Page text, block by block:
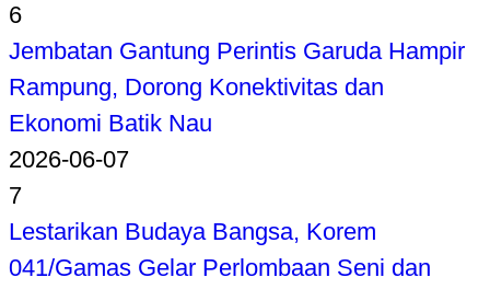
6
Jembatan Gantung Perintis Garuda Hampir
Rampung, Dorong Konektivitas dan
Ekonomi Batik Nau
2026-06-07
7
Lestarikan Budaya Bangsa, Korem
041/Gamas Gelar Perlombaan Seni dan